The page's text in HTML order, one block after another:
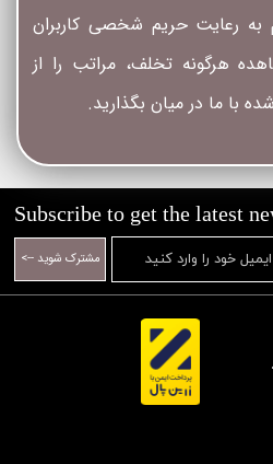
به رعایت حریم شخصی کاربران
هرگونه تخلف، مراتب را از
با ما در میان بگذارید.​​​​​​​
Subscribe to get the latest
مشترک شوید -->